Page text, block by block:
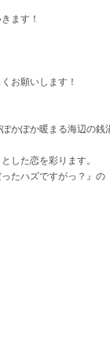
ます！
お願いします！
かぽか暖まる海辺の銭
した恋を彩ります。
たハズですがっ？』の